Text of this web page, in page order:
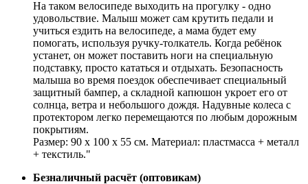
На таком велосипеде выходить на прогулку - одно
удовольствие. Малыш может сам крутить педали и
учиться ездить на велосипеде, а мама будет ему
помогать, используя ручку-толкатель. Когда ребёнок
устанет, он может поставить ноги на специальную
подставку, просто кататься и отдыхать. Безопасность
малыша во время поездок обеспечивает специальный
защитный бампер, а складной капюшон укроет его от
солнца, ветра и небольшого дождя. Надувные колеса с
протектором легко перемещаются по любым дорожным
покрытиям.
Размер: 90 х 100 х 55 см. Материал: пластмасса + металл
+ текстиль."
Безналичный расчёт (оптовикам)